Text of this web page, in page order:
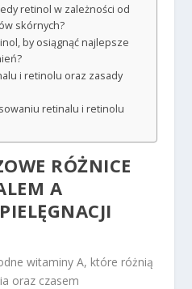
retinol w zależności od
skórnych?
by osiągnąć najlepsze
i retinolu oraz zasady
retinalu i retinolu
RÓŻNICE
A
witaminy A, które różnią
oraz czasem